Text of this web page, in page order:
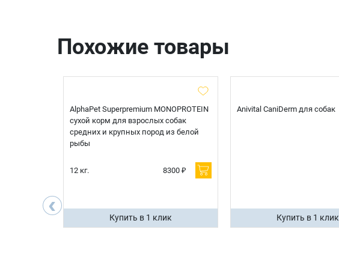
Похожие товары
‹
AlphaPet Superpremium MONOPROTEIN
сухой корм для взрослых собак
средних и крупных пород из белой
рыбы
12 кг. 8300 ₽
Купить в 1 клик
Anivital CaniDerm для собак
Купить в 1 клик